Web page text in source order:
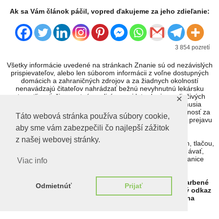
Táto webová stránka používa súbory cookie,
aby sme vám zabezpečili čo najlepší zážitok
z našej webovej stránky.
Viac info
Odmietnúť Prijať
✕
Ak sa Vám článok páčil, vopred ďakujeme za jeho zdieľanie:
3 854 pozretí
Všetky informácie uvedené na stránkach Znanie sú od nezávislých
prispievateľov, alebo len súborom informácii z voľne dostupných
domácich a zahraničných zdrojov a za žiadnych okolností
nenavádzajú čitateľov nahrádzať bežnú nevyhnutnú lekársku
starostlivosť, či urgentnú medicínu, ani k tvrdeniam o liečivých
účinkoch produktov, či postupov. Názory autora sa nemusia
zhodovať s názormi tejto stránky, ktorá nenesie zodpovednosť za
nesprávne informácie. Znanie.sk dáva priestor na slobodu prejavu
a právo na informácie, ktoré zaručuje
Ústavný zákon č. 460/1992 Zb. čl. 26 Ústavy SR
...Každý má právo vyjadrovať svoje názory slovom, písmom, tlačou,
obrazom alebo iným spôsobom, ako aj slobodne vyhľadávať,
prijímať a rozširovať idey a informácie bez ohľadu na hranice
Ak kliknete ľavou myšou na ľubovoľné na modro zafarbené
slovo, otvorí sa Vám o tom viac informácií. Ak niektorý odkaz
nefunguje, budeme radi, ak nám o tom napíšete na